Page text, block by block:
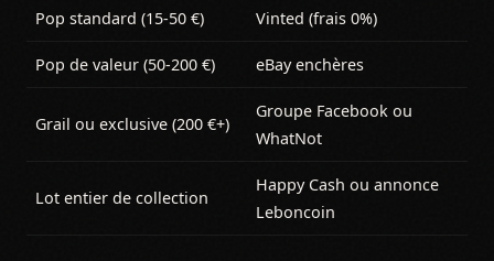
Pop standard (15-50 €) Vinted (frais 0%)
Pop de valeur (50-200 €) eBay enchères
Grail ou exclusive (200 €+)
Groupe Facebook ou
WhatNot
Lot entier de collection
Happy Cash ou annonce
Leboncoin